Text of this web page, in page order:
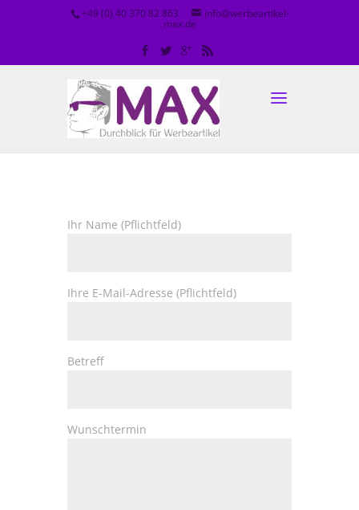
+49 (0) 40 370 82 863 info@werbeartikel-
max.de
Ihr Name (Pflichtfeld)
Ihre E-Mail-Adresse (Pflichtfeld)
Betreff
Wunschtermin